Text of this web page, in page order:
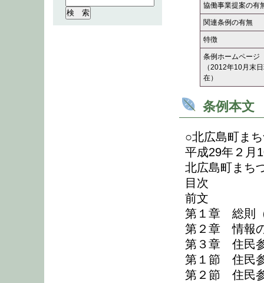
協働事業提案の有
関連条例の有無
特徴
条例ホームページ
（2012年10月末
在）
条例本文
○北広島町ま
平成29年２月
北広島町まち
目次
前文
第１章 総則
第２章 情報
第３章 住民
第１節 住民
第２節 住民